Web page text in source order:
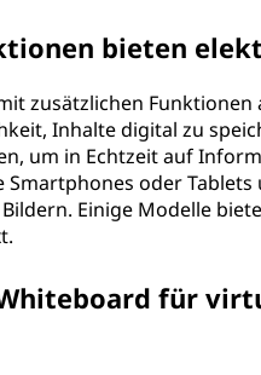
bieten
zusätzlichen
Inhalte digital zu
um in Echtzeit auf
oder
Einige Modelle
für